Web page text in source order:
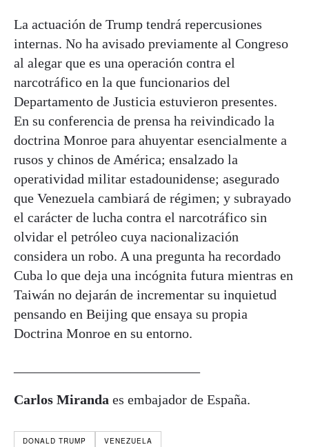
La actuación de Trump tendrá repercusiones
internas. No ha avisado previamente al Congreso
al alegar que es una operación contra el
narcotráfico en la que funcionarios del
Departamento de Justicia estuvieron presentes.
En su conferencia de prensa ha reivindicado la
doctrina Monroe para ahuyentar esencialmente a
rusos y chinos de América; ensalzado la
operatividad militar estadounidense; asegurado
que Venezuela cambiará de régimen; y subrayado
el carácter de lucha contra el narcotráfico sin
olvidar el petróleo cuya nacionalización
considera un robo. A una pregunta ha recordado
Cuba lo que deja una incógnita futura mientras en
Taiwán no dejarán de incrementar su inquietud
pensando en Beijing que ensaya su propia
Doctrina Monroe en su entorno.
Carlos Miranda es embajador de España.
DONALD TRUMP VENEZUELA